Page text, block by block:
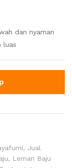
dan nyaman
luas
, Jual
, Lemari Baju